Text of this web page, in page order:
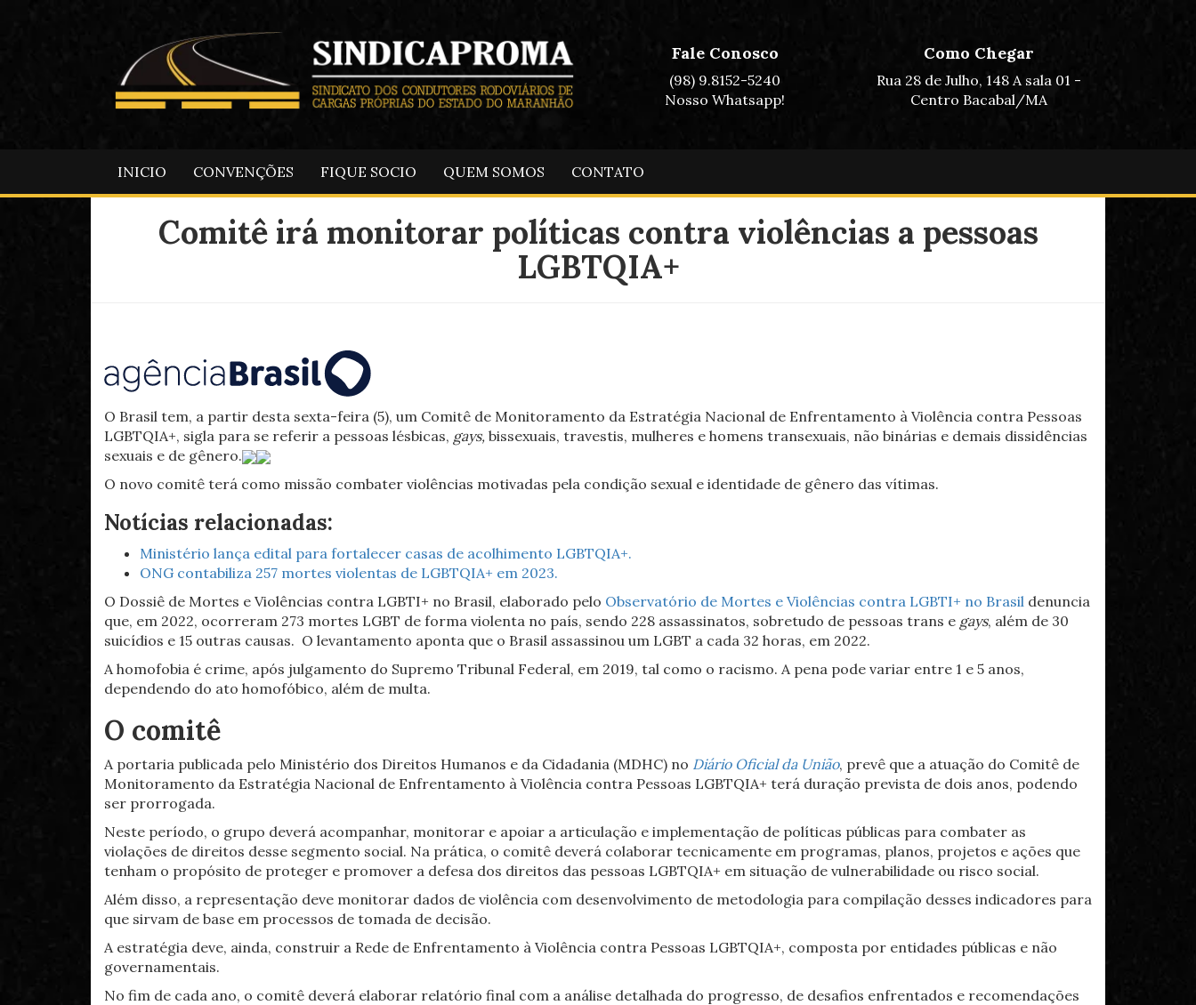
Fale Conosco
(98) 9.8152-5240
Nosso Whatsapp!
Como Chegar
Rua 28 de Julho, 148 A sala 01 -
Centro Bacabal/MA
INICIO CONVENÇÕES FIQUE SOCIO QUEM SOMOS CONTATO
Comitê irá monitorar políticas contra violências a pessoas
LGBTQIA+
O Brasil tem, a partir desta sexta-feira (5), um Comitê de Monitoramento da Estratégia Nacional de Enfrentamento à Violência contra Pessoas
LGBTQIA+, sigla para se referir a pessoas lésbicas, gays, bissexuais, travestis, mulheres e homens transexuais, não binárias e demais dissidências
sexuais e de gênero.
O novo comitê terá como missão combater violências motivadas pela condição sexual e identidade de gênero das vítimas.
Notícias relacionadas:
Ministério lança edital para fortalecer casas de acolhimento LGBTQIA+.
ONG contabiliza 257 mortes violentas de LGBTQIA+ em 2023.
O Dossiê de Mortes e Violências contra LGBTI+ no Brasil, elaborado pelo Observatório de Mortes e Violências contra LGBTI+ no Brasil denuncia
que, em 2022, ocorreram 273 mortes LGBT de forma violenta no país, sendo 228 assassinatos, sobretudo de pessoas trans e gays, além de 30
suicídios e 15 outras causas. O levantamento aponta que o Brasil assassinou um LGBT a cada 32 horas, em 2022.
A homofobia é crime, após julgamento do Supremo Tribunal Federal, em 2019, tal como o racismo. A pena pode variar entre 1 e 5 anos,
dependendo do ato homofóbico, além de multa.
O comitê
A portaria publicada pelo Ministério dos Direitos Humanos e da Cidadania (MDHC) no Diário Oficial da União, prevê que a atuação do Comitê de
Monitoramento da Estratégia Nacional de Enfrentamento à Violência contra Pessoas LGBTQIA+ terá duração prevista de dois anos, podendo
ser prorrogada.
Neste período, o grupo deverá acompanhar, monitorar e apoiar a articulação e implementação de políticas públicas para combater as
violações de direitos desse segmento social. Na prática, o comitê deverá colaborar tecnicamente em programas, planos, projetos e ações que
tenham o propósito de proteger e promover a defesa dos direitos das pessoas LGBTQIA+ em situação de vulnerabilidade ou risco social.
Além disso, a representação deve monitorar dados de violência com desenvolvimento de metodologia para compilação desses indicadores para
que sirvam de base em processos de tomada de decisão.
A estratégia deve, ainda, construir a Rede de Enfrentamento à Violência contra Pessoas LGBTQIA+, composta por entidades públicas e não
governamentais.
No fim de cada ano, o comitê deverá elaborar relatório final com a análise detalhada do progresso, de desafios enfrentados e recomendações